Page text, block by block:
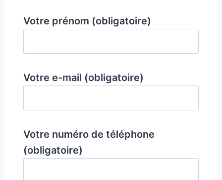
Votre prénom (obligatoire)
Votre e-mail (obligatoire)
Votre numéro de téléphone
(obligatoire)